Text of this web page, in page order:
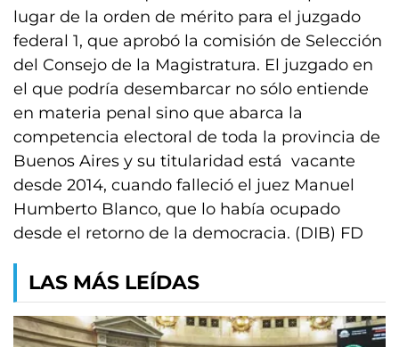
lugar de la orden de mérito para el juzgado
federal 1, que aprobó la comisión de Selección
del Consejo de la Magistratura. El juzgado en
el que podría desembarcar no sólo entiende
en materia penal sino que abarca la
competencia electoral de toda la provincia de
Buenos Aires y su titularidad está vacante
desde 2014, cuando falleció el juez Manuel
Humberto Blanco, que lo había ocupado
desde el retorno de la democracia. (DIB) FD
LAS MÁS LEÍDAS